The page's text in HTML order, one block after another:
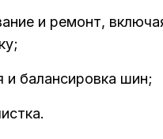
и ремонт,
и балансировка шин;